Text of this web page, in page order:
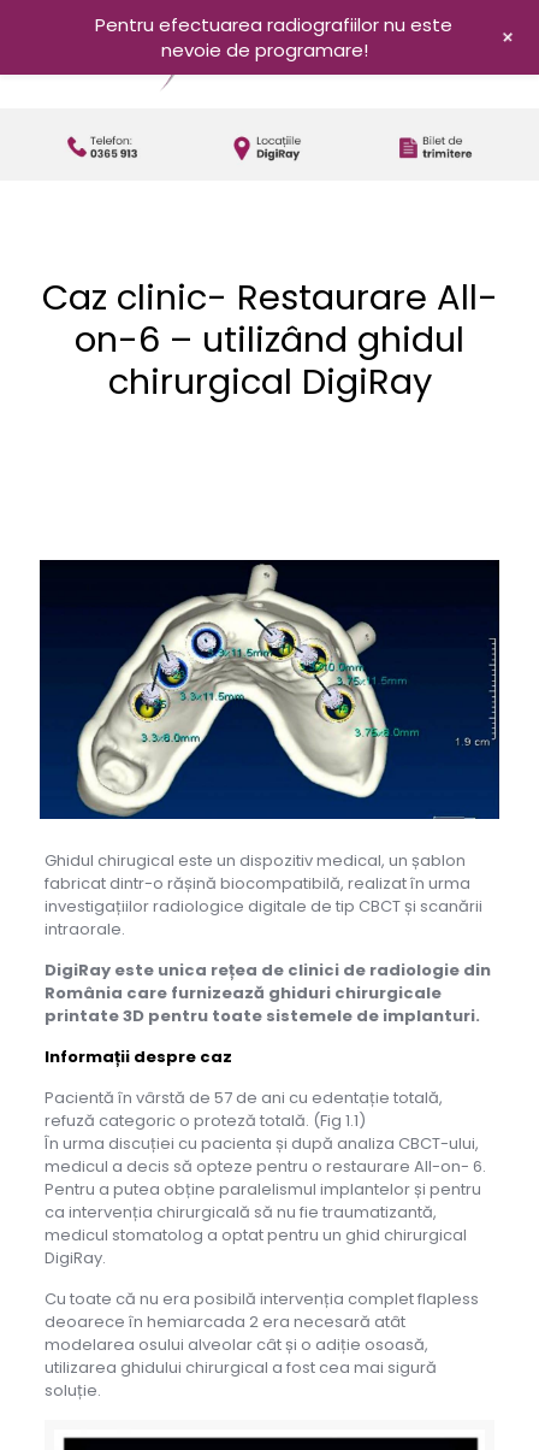
Caz clinic- Restaurare All-
on-6 – utilizând ghidul
chirurgical DigiRay
Ghidul chirugical este un dispozitiv medical, un șablon
fabricat dintr-o rășină biocompatibilă, realizat în urma
investigațiilor radiologice digitale de tip CBCT și scanării
intraorale.
DigiRay este unica rețea de clinici de radiologie din
România care furnizează ghiduri chirurgicale
printate 3D pentru toate sistemele de implanturi.
Informații despre caz
Pacientă în vârstă de 57 de ani cu edentație totală,
refuză categoric o proteză totală. (Fig 1.1)
În urma discuției cu pacienta și după analiza CBCT-ului,
medicul a decis să opteze pentru o restaurare All-on- 6.
Pentru a putea obține paralelismul implantelor și pentru
ca intervenția chirurgicală să nu fie traumatizantă,
medicul stomatolog a optat pentru un ghid chirurgical
DigiRay.
Cu toate că nu era posibilă intervenția complet flapless
deoarece în hemiarcada 2 era necesară atât
modelarea osului alveolar cât și o adiție osoasă,
utilizarea ghidului chirurgical a fost cea mai sigură
soluție.
Pentru efectuarea radiografiilor nu este
nevoie de programare!
+